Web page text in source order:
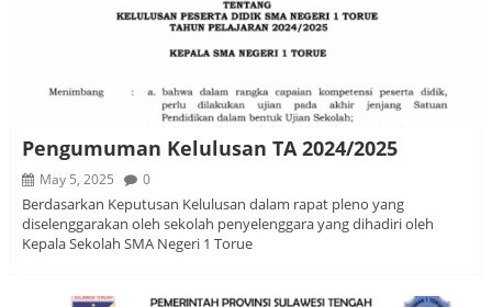
Pengumuman Kelulusan TA 2024/2025
May 5, 2025 0
Berdasarkan Keputusan Kelulusan dalam rapat pleno yang
diselenggarakan oleh sekolah penyelenggara yang dihadiri oleh
Kepala Sekolah SMA Negeri 1 Torue